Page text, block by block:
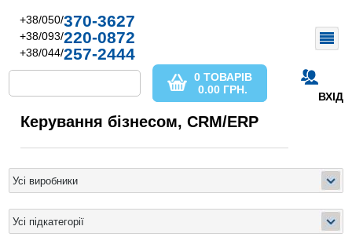
+38/050/370-3627
+38/093/220-0872
+38/044/257-2444
ВХІД
0 ТОВАРІВ
0.00 ГРН.
Керування бізнесом, CRM/ERP